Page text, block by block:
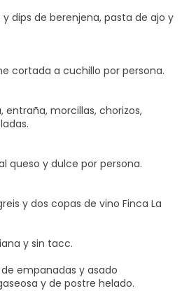
y dips de berenjena, pasta de ajo y
cortada a cuchillo por persona.
entraña, morcillas, chorizos,
queso y dulce por persona.
y dos copas de vino Finca La
y sin tacc.
empanadas y asado
y de postre helado.